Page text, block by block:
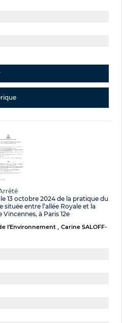
13 octobre 2024 de la pratique du
entre l’allée Royale et la
à Paris 12e
l'Environnement
Carine SALOFF-